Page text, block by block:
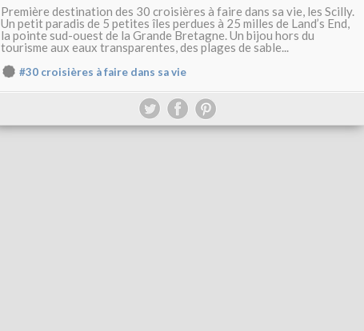
Première destination des 30 croisières à faire dans sa vie, les Scilly.
Un petit paradis de 5 petites îles perdues à 25 milles de Land’s End,
la pointe sud-ouest de la Grande Bretagne. Un bijou hors du
tourisme aux eaux transparentes, des plages de sable...
#30 croisières à faire dans sa vie